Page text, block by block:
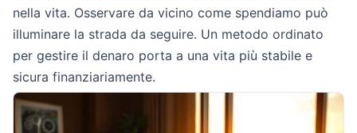
nella vita. Osservare da vicino come spendiamo può
illuminare la strada da seguire. Un metodo ordinato
per gestire il denaro porta a una vita più stabile e
sicura finanziariamente.